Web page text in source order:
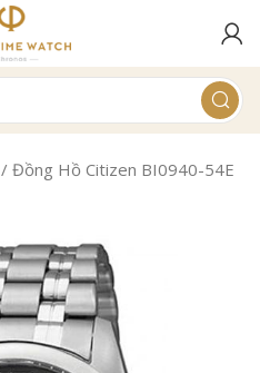
/Đồng Hồ Citizen BI0940-54E